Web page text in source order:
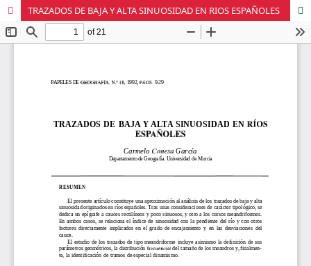
TRAZADOS DE BAJA Y ALTA SINUOSIDAD EN RIOS ESPAÑOLES